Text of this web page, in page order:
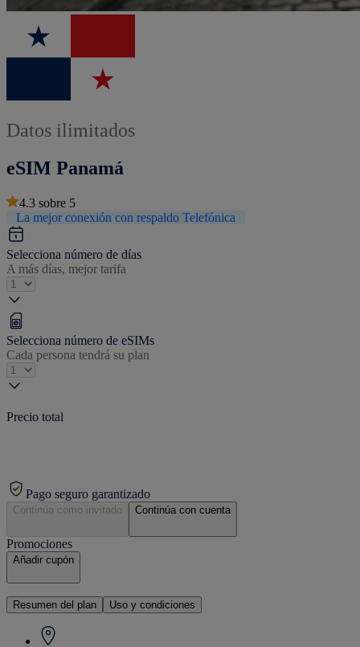
Datos ilimitados
eSIM Panamá
4.3 sobre 5
La mejor conexión con respaldo Telefónica
Selecciona número de días
A más días, mejor tarifa
Selecciona número de eSIMs
Cada persona tendrá su plan
Precio total
Pago seguro garantizado
Continúa como invitado Continúa con cuenta
Promociones
Añadir cupón
Resumen del plan Uso y condiciones